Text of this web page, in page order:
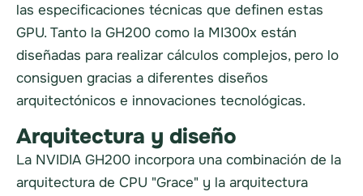
las especificaciones técnicas que definen estas
GPU. Tanto la GH200 como la MI300x están
diseñadas para realizar cálculos complejos, pero lo
consiguen gracias a diferentes diseños
arquitectónicos e innovaciones tecnológicas.
Arquitectura y diseño
La NVIDIA GH200 incorpora una combinación de la
arquitectura de CPU "Grace" y la arquitectura